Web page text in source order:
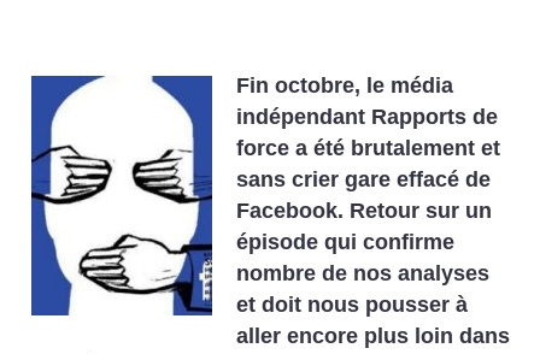
Fin octobre, le média
indépendant Rapports de
force a été brutalement et
sans crier gare effacé de
Facebook. Retour sur un
épisode qui confirme
nombre de nos analyses
et doit nous pousser à
aller encore plus loin dans